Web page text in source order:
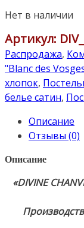
Нет в наличии
Артикул:
Распродажа,
"Blanc des
хлопок,
белье сатин,
Описание
Отзывы (0)
Описание
«DIVINE